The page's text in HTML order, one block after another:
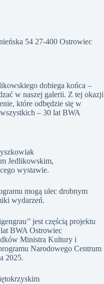
54 27-400 Ostrowiec
dobiega końca –
w naszej galerii. Z tej okazji
które odbędzie się w
– 30 lat BWA
Jedlikowskim,
wystawie.
mogą ulec drobnym
wydarzeń.
jest częścią projektu
BWA Ostrowiec
Ministra Kultury i
Narodowego Centrum
2025.